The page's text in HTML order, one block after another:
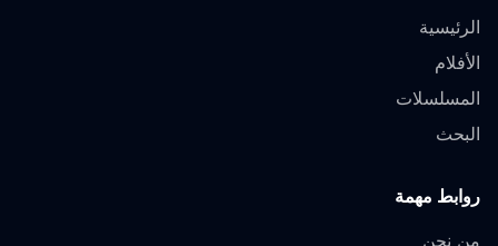
الرئيسية
الأفلام
المسلسلات
البحث
روابط مهمة
من نحن